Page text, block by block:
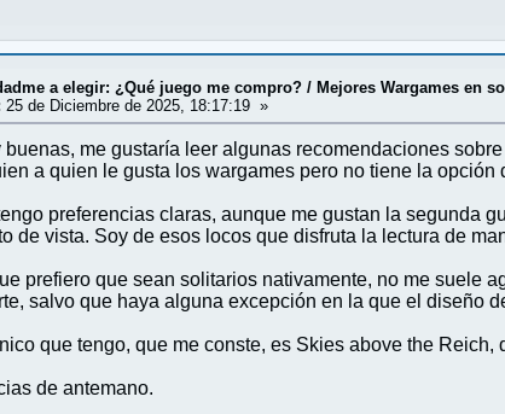
a elegir: ¿Qué juego me compro? / Mejores Wargames en
25 de Diciembre de 2025, 18:17:19 »
buenas, me gustaría leer algunas recomendaciones
a quien le gusta los wargames pero no tiene la
preferencias claras, aunque me gustan la segunda
de vista. Soy de esos locos que disfruta la lectura de
prefiero que sean solitarios nativamente, no me suele
salvo que haya alguna excepción en la que el diseño
que tengo, que me conste, es Skies above the
de antemano.